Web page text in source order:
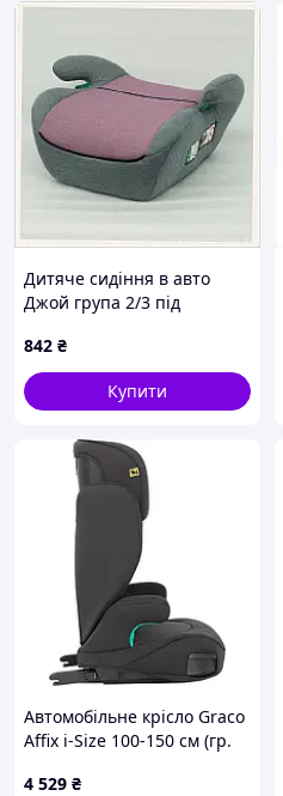
Дитяче сидіння в авто
Джой група 2/3 під
90E0B4H053
842 ₴
Купити
Автомобільне крісло Graco
Affix i-Size 100-150 см (гр.
4 529 ₴